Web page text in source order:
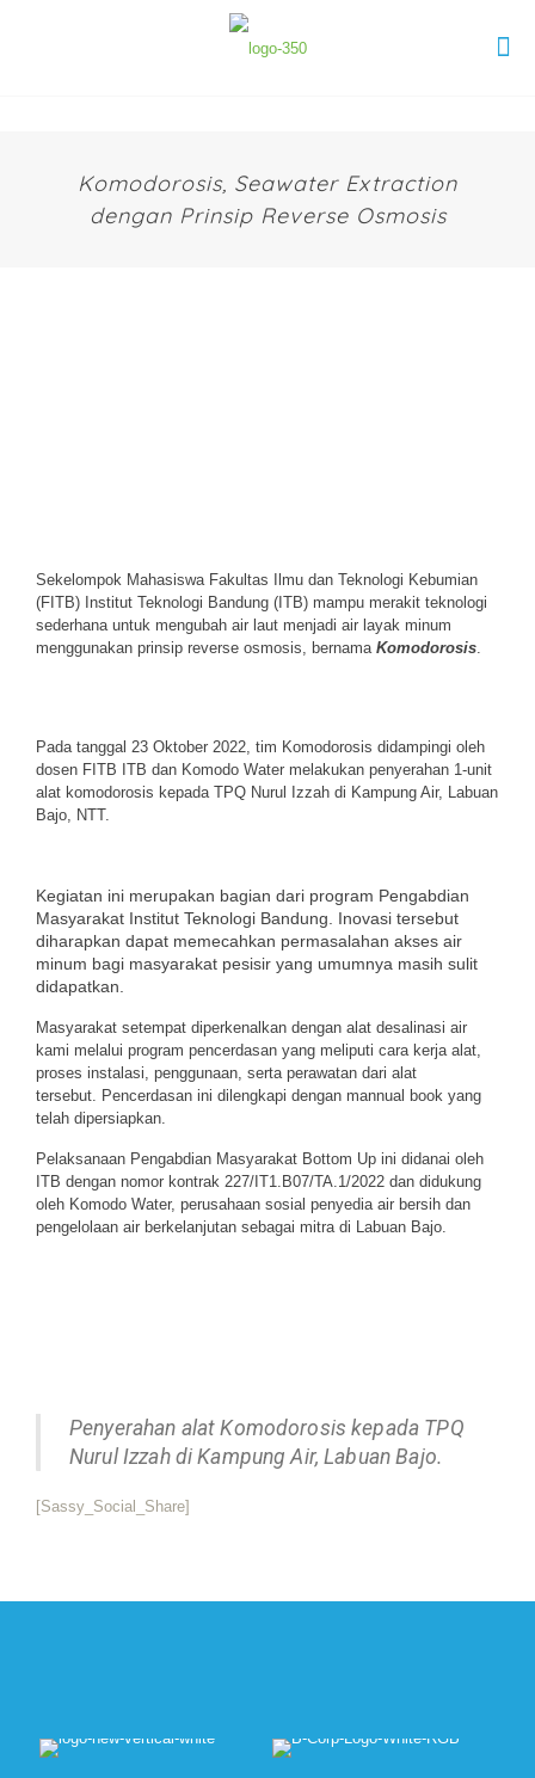
Komodorosis, Seawater Extraction
dengan Prinsip Reverse Osmosis
Sekelompok Mahasiswa Fakultas Ilmu dan Teknologi Kebumian
(FITB) Institut Teknologi Bandung (ITB) mampu merakit teknologi
sederhana untuk mengubah air laut menjadi air layak minum
menggunakan prinsip reverse osmosis, bernama Komodorosis.
Pada tanggal 23 Oktober 2022, tim Komodorosis didampingi oleh
dosen FITB ITB dan Komodo Water melakukan penyerahan 1-unit
alat komodorosis kepada TPQ Nurul Izzah di Kampung Air, Labuan
Bajo, NTT.
Kegiatan ini merupakan bagian dari program Pengabdian
Masyarakat Institut Teknologi Bandung. Inovasi tersebut
diharapkan dapat memecahkan permasalahan akses air
minum bagi masyarakat pesisir yang umumnya masih sulit
didapatkan.
Masyarakat setempat diperkenalkan dengan alat desalinasi air
kami melalui program pencerdasan yang meliputi cara kerja alat,
proses instalasi, penggunaan, serta perawatan dari alat
tersebut. Pencerdasan ini dilengkapi dengan mannual book yang
telah dipersiapkan.
Pelaksanaan Pengabdian Masyarakat Bottom Up ini didanai oleh
ITB dengan nomor kontrak 227/IT1.B07/TA.1/2022 dan didukung
oleh Komodo Water, perusahaan sosial penyedia air bersih dan
pengelolaan air berkelanjutan sebagai mitra di Labuan Bajo.
Penyerahan alat Komodorosis kepada TPQ
Nurul Izzah di Kampung Air, Labuan Bajo.
[Sassy_Social_Share]